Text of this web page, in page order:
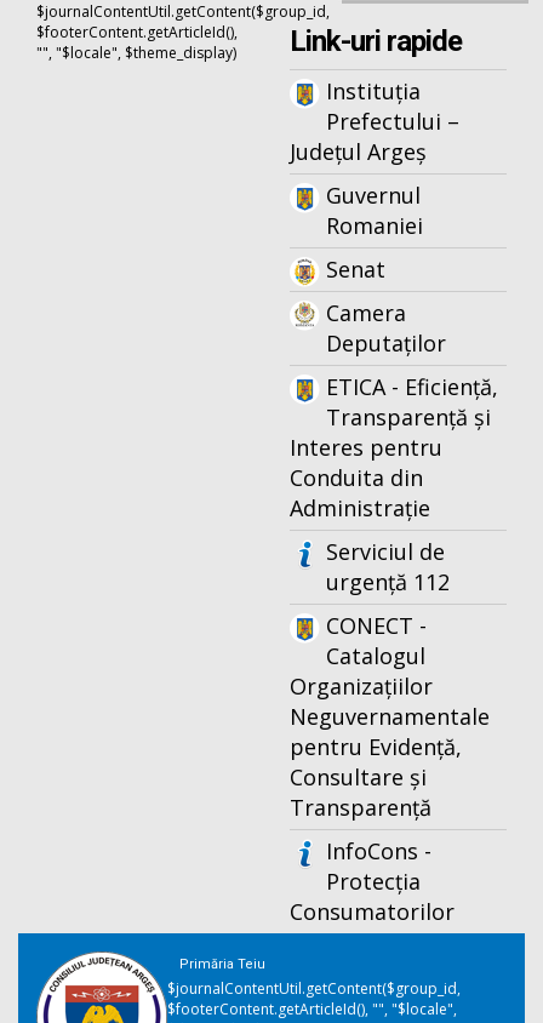
$journalContentUtil.getContent($group_id,
$footerContent.getArticleId(),
"", "$locale", $theme_display)
Link-uri rapide
Instituția
Prefectului –
Județul Argeș
Guvernul
Romaniei
Senat
Camera
Deputaților
ETICA - Eficiență,
Transparență și
Interes pentru
Conduita din
Administrație
Serviciul de
urgență 112
CONECT -
Catalogul
Organizațiilor
Neguvernamentale
pentru Evidență,
Consultare și
Transparență
InfoCons -
Protecția
Consumatorilor
Primăria Teiu
$journalContentUtil.getContent($group_id,
$footerContent.getArticleId(), "", "$locale",